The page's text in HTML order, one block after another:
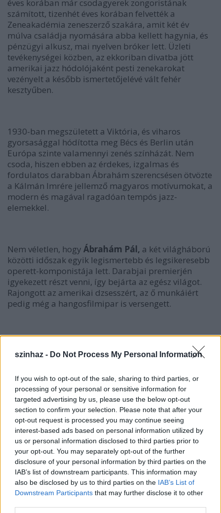
szinhaz - Do Not Process My Personal Information
If you wish to opt-out of the sale, sharing to third parties, or
processing of your personal or sensitive information for
targeted advertising by us, please use the below opt-out
section to confirm your selection. Please note that after your
opt-out request is processed you may continue seeing
interest-based ads based on personal information utilized by
us or personal information disclosed to third parties prior to
your opt-out. You may separately opt-out of the further
disclosure of your personal information by third parties on the
IAB’s list of downstream participants. This information may
also be disclosed by us to third parties on the IAB’s List of
Downstream Participants that may further disclose it to other
éves korában már csodagyerek zongoristának
számított, tizenhét éves korában felvették a
Zeneakadémia zeneszerző szakára, amit két év
múlva családja nyomására abba kellett hagynia, és
pénzügyi alkusz, mai nyelven bróker lett. Üzleti
tevékenységei közben, az ekkoriban divatba jött
amerikai jazz hódolójaként pesti zenekarokat
vezényelt a később ismertetőjelévé vált fehér
kesztyűben.
1930-ban megszületett a Viktória, és viharos
gyorsasággal hódította meg Bécs és Berlin után
Európa szinte valamennyi zenés színházát. Nem
csoda, hiszen ebben az érdekes, izgalmas és
fordulatos darabban Ábrahám szerencsésen ötvözte
a Kálmán Imrére jellemző magyaros motívumokat, a
modern és magával ragadóan tempós jazz-
elemekkel.
Nem véletlen, hogy Ábrahám Pál, a két világháború
közötti időszak egyik legismertebb és legsikeresebb
operett-komponistája lett. Darabjai premierjén
igyekezett részt venni, így bejárta az egész világot.
Rajongott az amerikai dzsesszért, az ő munkáiért
pedig még a hangosfilmipar is versengett.
Európába, de megrendült egészségi állapota miatt
hamburgi elmegyógyintézetben töltötte.